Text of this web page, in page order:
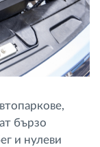
бързо
и нулеви